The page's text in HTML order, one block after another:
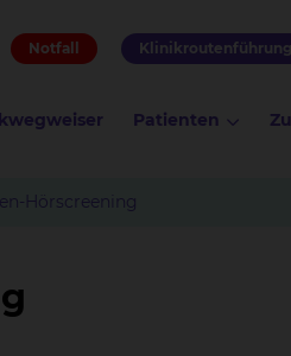
Notfall Klinikroutenführung
Patienten
Hörscreening